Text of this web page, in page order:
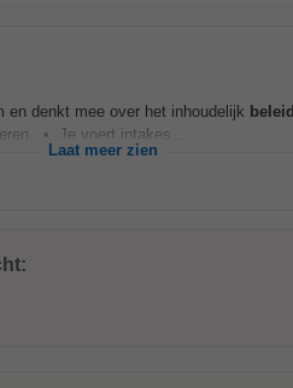
en denkt mee over het inhoudelijk beleid
• Je voert intakes...
Laat meer zien